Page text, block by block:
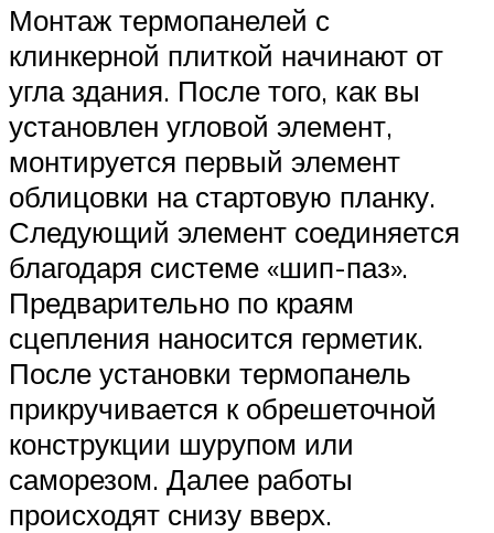
Монтаж термопанелей с
клинкерной плиткой начинают от
угла здания. После того, как вы
установлен угловой элемент,
монтируется первый элемент
облицовки на стартовую планку.
Следующий элемент соединяется
благодаря системе «шип-паз».
Предварительно по краям
сцепления наносится герметик.
После установки термопанель
прикручивается к обрешеточной
конструкции шурупом или
саморезом. Далее работы
происходят снизу вверх.